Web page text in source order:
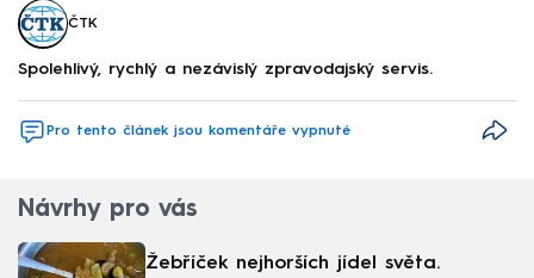
ČTK
Spolehlivý, rychlý a nezávislý zpravodajský servis.
Pro tento článek jsou komentáře vypnuté
Návrhy pro vás
Žebříček nejhorších jídel světa.